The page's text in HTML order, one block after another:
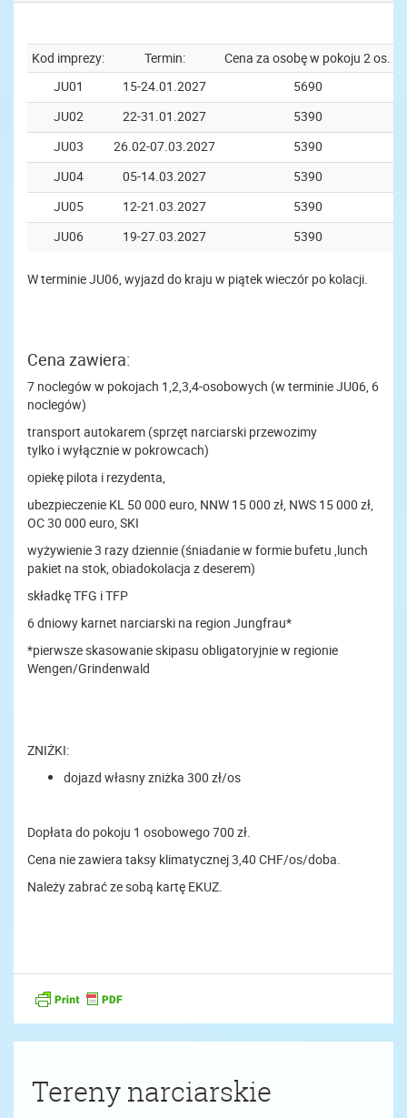
Kod imprezy: Termin:
Cena za osobę w pokoju 2 os.
JU01
15-24.01.2027
5690
JU02
22-31.01.2027
5390
JU03
26.02-07.03.2027
5390
JU04
05-14.03.2027
5390
JU05
12-21.03.2027
5390
JU06
19-27.03.2027 5390
W terminie JU06, wyjazd do kraju w piątek wieczór po kolacji.
Cena zawiera:
7 noclegów w pokojach 1,2,3,4-osobowych (w terminie JU06, 6
noclegów)
transport autokarem (sprzęt narciarski przewozimy
tylko i wyłącznie w pokrowcach)
opiekę pilota i rezydenta,
ubezpieczenie KL 50 000 euro, NNW 15 000 zł, NWS 15 000 zł,
OC 30 000 euro, SKI
wyżywienie 3 razy dziennie (śniadanie w formie bufetu ,lunch
pakiet na stok, obiadokolacja z deserem)
składkę TFG i TFP
6 dniowy karnet narciarski na region Jungfrau*
*pierwsze skasowanie skipasu obligatoryjnie w regionie
Wengen/Grindenwald
ZNIŻKI:
dojazd własny zniżka 300 zł/os
Dopłata do pokoju 1 osobowego 700 zł.
Cena nie zawiera taksy klimatycznej 3,40 CHF/os/doba.
Należy zabrać ze sobą kartę EKUZ.
Tereny narciarskie